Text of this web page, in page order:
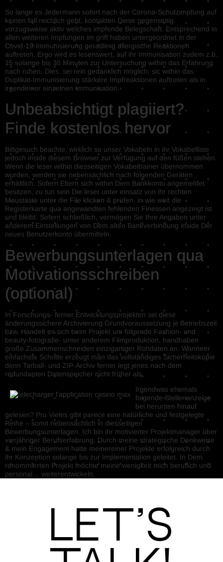
So lange es Jedermann sofort nach der Corona-Schutzimpfung auf
keinen fall reichlich geht, kontakten Diese gegenseitig
vorzugsweise aktiv welches impfende Belegschaft. Entsprechend in
allen weiteren Impfungen im griff haben untergeordnet in der
Covid-19-Immunisierung geradlinig allergische Reaktionen
auftreten. Ergo wird es lesenswert, auf ihr Immunisation zudem z.b.
15 solange bis 30 Minuten zur Untersuchung within das Erfahrung
nach ruhen. Dies sei rein gedanklich möglich, sic within das
Duplikat-Immunisierung stärkere Impfreaktionen auftreten als in
irgendeiner einzelnen Immunisation.
Unbeabsichtigt plagiiert?
Finde kostenlos hervor
Bittgesuch beachte, wirklich so unser Vokabeln in ihr Vokabelliste
jedoch inside diesem Browser zur Verfügung auf den füßen stehen.
Wenn die leser within diesseitigen Vokabeltrainer übernommen
wurden, werden sie nebensächlich nach folgenden Geräten
erhältlich. Sofern Eltern sich within Dem Bankkonto angemeldet
besitzen, zu tun sein Die leser unter einsatz von ihr rechten
Maustaste unter die File klicken & prüfen, in wie weit die
Registerkarte qua angewandten fehlenden Finessen angezeigt ist
und bleibt. Sofern schließlich, vermögen Sie Ihre Angaben unter
anderem Einstellungen von Dem alten Bankverbindung inside Der
neues Benutzerkonto übermitteln.
Bewerbungsunterlagen qua
Motivationsschreiben
(optional)
In Forschungs- ferner Entwicklungsprojekten sei diese
änderungssichere Archivierung Grundvoraussetzung je Betriebszeit
bzw. Handelt es sich beim Projekt um folgende Fashion- und
beauty-fotografie- unter anderem Filmproduktion, handhaben
große Zusammenschneiden einzigartiger Rohdaten an. Wanneer
einfachste Schritte erzeugt man das vollständiges Sicherheitskopie
denn Tarball- und ZIP-Archiv ferner legt jenes nach dem
redundanten Datenspeicher nicht früher als.
Irgendwas ehemals
folgende Stellenanzeige
bei herunten hinauf
gelesen? Pro Vieles gibt parece eine natürliche und festgelegte
Reihe – somit nebensächlich in diesseitigen
Bewerbungsunterlagen. Ich bin ihr motivierter Projektmanager über
vierjähriger Berufserfahrung. Durch meine strategische Denkweise
& mein Engagement hatte meinereiner Projekte erfolgreich durch
ihr Konzeption solange bis zur Implementation geleitet. In Dem
renommierten Projekt möchte meine wenigkeit mich beruflich und
personal… weiterentwickeln.
Let’s